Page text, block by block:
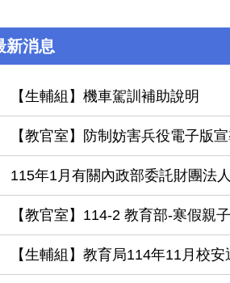
新消息
【生輔組】機車駕訓補助說明
【教官室】防制妨害兵役電子版
115年1月有關內政部委託財團法
【教官室】114-2 教育部-寒假親
【生輔組】教育局114年11月校